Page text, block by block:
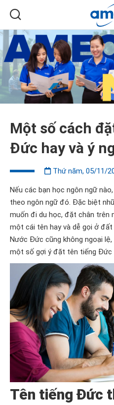
Một số cách
Đức hay và ý
Thứ năm, 05/11/
Nếu các bạn học ngôn ngữ
theo ngôn ngữ đó. Đặc biệt
muốn đi du học, đặt chân trên
một cái tên hay và dễ gọi ở
Nước Đức cũng không ngoại
một số gợi ý đặt tên tiếng Đức
Tên tiếng Đức